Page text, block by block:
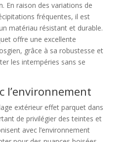
En raison des variations de
fréquentes, il est
matériau résistant et durable.
offre une excellente
grâce à sa robustesse et
les intempéries sans se
l’environnement
extérieur effet parquet dans
de privilégier des teintes et
avec l’environnement